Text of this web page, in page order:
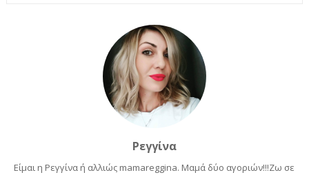
Ρεγγίνα
Είμαι η Ρεγγίνα ή αλλιώς mamareggina. Μαμά δύο αγοριών!!!Ζω σε